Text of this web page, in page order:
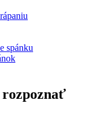
spánku
rozpoznať